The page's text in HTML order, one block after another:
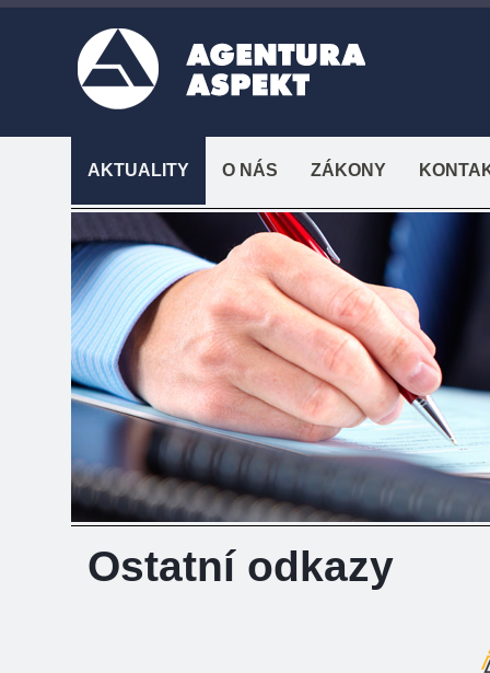
AKTUALITY O NÁS ZÁKONY
Ostatní odkazy